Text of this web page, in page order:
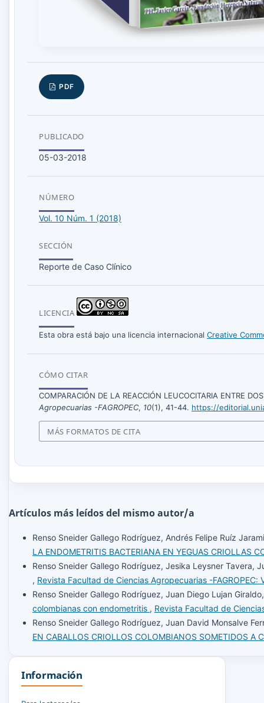
PDF
PUBLICADO
05-03-2018
NÚMERO
Vol. 10 Núm. 1 (2018)
SECCIÓN
Reporte de Caso Clínico
LICENCIA
Esta obra está bajo una licencia internacional Creative
CÓMO CITAR
COMPARACIÓN DE LA REACCIÓN LEUCOCITARIA ENTRE
Agropecuarias -FAGROPEC, 10(1), 41-44. https://
MÁS FORMATOS DE CITA
Artículos más leídos del mismo autor/a
Renso Sneider Gallego Rodríguez, Andrés Felipe Ruíz
LA ENDOMETRITIS BACTERIANA EN YEGUAS CRIOLLAS
Renso Sneider Gallego Rodríguez, Jesika Leysner Tavera,
, Revista Facultad de Ciencias Agropecuarias -FAGROPEC:
Renso Sneider Gallego Rodríguez, Juan Diego Lujan
colombianas con endometritis , Revista Facultad de
Renso Sneider Gallego Rodríguez, Juan David Monsalve
EN CABALLOS CRIOLLOS COLOMBIANOS SOMETIDOS A
Información